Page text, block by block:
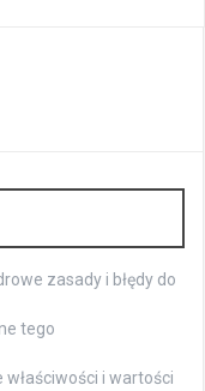
zasady i błędy do
tego
i wartości